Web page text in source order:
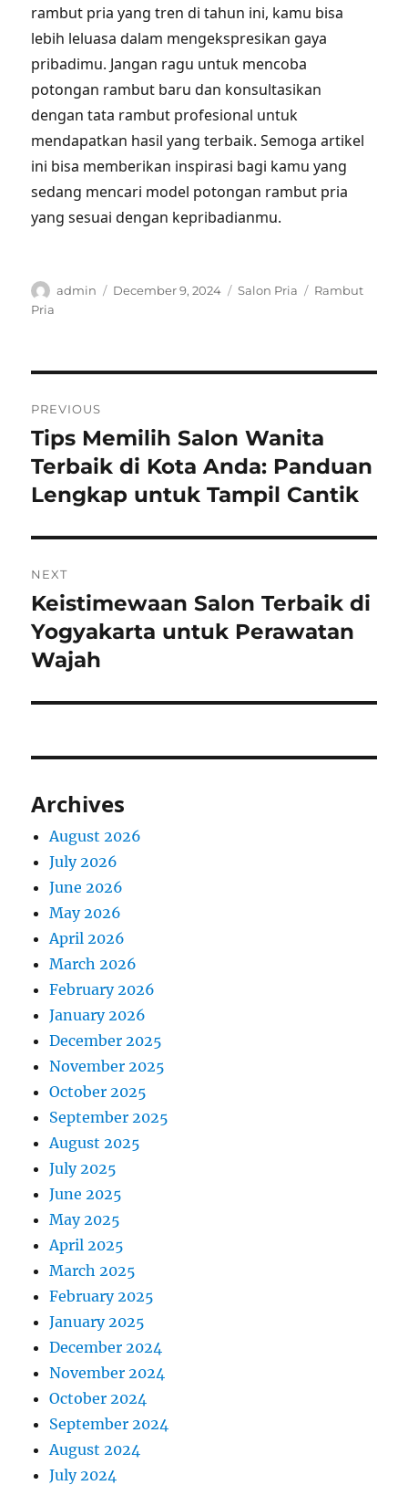
rambut pria yang tren di tahun ini, kamu bisa
lebih leluasa dalam mengekspresikan gaya
pribadimu. Jangan ragu untuk mencoba
potongan rambut baru dan konsultasikan
dengan tata rambut profesional untuk
mendapatkan hasil yang terbaik. Semoga artikel
ini bisa memberikan inspirasi bagi kamu yang
sedang mencari model potongan rambut pria
yang sesuai dengan kepribadianmu.
Author
admin
Posted
December 9, 2024 Categories
Salon Pria Tags
Rambut
Pria
navigation
PREVIOUS
Previous
post:
Tips Memilih Salon Wanita
Terbaik di Kota Anda: Panduan
Lengkap untuk Tampil Cantik
NEXT
Next
post:
Keistimewaan Salon Terbaik di
Yogyakarta untuk Perawatan
Wajah
Archives
August 2026
July 2026
June 2026
May 2026
April 2026
March 2026
February 2026
January 2026
December 2025
November 2025
October 2025
September 2025
August 2025
July 2025
June 2025
May 2025
April 2025
March 2025
February 2025
January 2025
December 2024
November 2024
October 2024
September 2024
August 2024
July 2024